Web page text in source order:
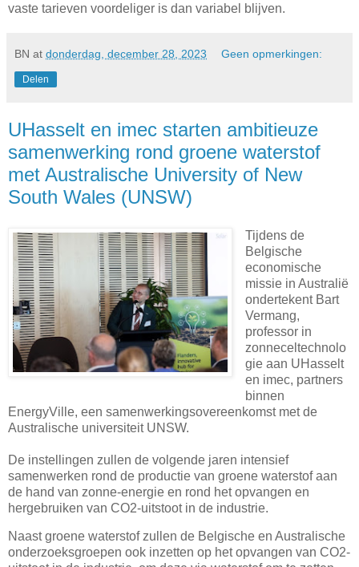
vaste tarieven voordeliger is dan variabel blijven.
BN at donderdag, december 28, 2023 Geen opmerkingen:
Delen
UHasselt en imec starten ambitieuze
samenwerking rond groene waterstof
met Australische University of New
South Wales (UNSW)
Tijdens de
Belgische
economische
missie in Australië
ondertekent Bart
Vermang,
professor in
zonneceltechnolo
gie aan UHasselt
en imec, partners
binnen
EnergyVille, een samenwerkingsovereenkomst met de
Australische universiteit UNSW.
De instellingen zullen de volgende jaren intensief
samenwerken rond de productie van groene waterstof aan
de hand van zonne-energie en rond het opvangen en
hergebruiken van CO2-uitstoot in de industrie.
Naast groene waterstof zullen de Belgische en Australische
onderzoeksgroepen ook inzetten op het opvangen van CO2-